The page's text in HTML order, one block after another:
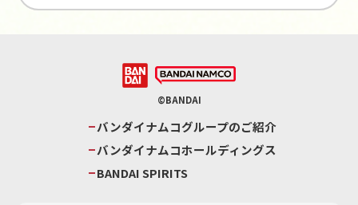
©BANDAI
バンダイナムコグループのご紹介
バンダイナムコホールディングス
BANDAI SPIRITS